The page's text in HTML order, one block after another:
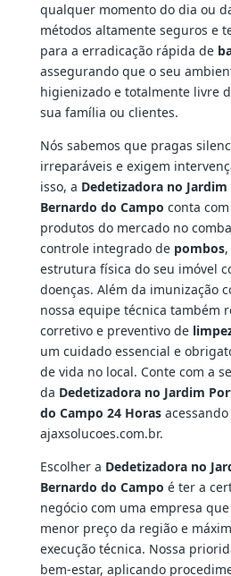
qualquer momento do dia ou
métodos altamente seguros e
para a erradicação rápida de
assegurando que o seu
higienizado e totalmente livre
sua família ou clientes.
Nós sabemos que pragas
irreparáveis e exigem
isso, a Dedetizadora no
Bernardo do Campo conta
produtos do mercado no
controle integrado de pombos,
estrutura física do seu imóvel
doenças. Além da imunização
nossa equipe técnica também
corretivo e preventivo de
um cuidado essencial e
de vida no local. Conte com a
da Dedetizadora no Jardim
do Campo 24 Horasacessando
ajaxsolucoes.com.br.
Escolher a Dedetizadora no
Bernardo do Campo é ter a
negócio com uma empresa
menor preço da região e
execução técnica. Nossa
bem-estar, aplicando